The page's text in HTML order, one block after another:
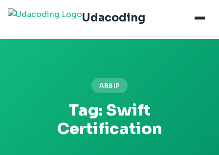
Udacoding
ARSIP
Tag: Swift
Certification